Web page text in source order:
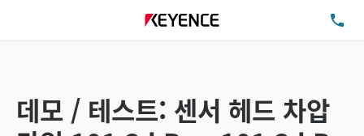
데모 / 테스트: 센서 헤드 차압